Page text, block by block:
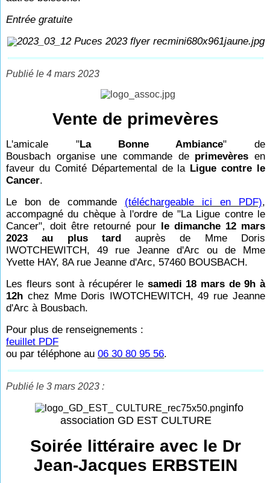
Entrée gratuite
Publié le 4 mars 2023
Vente de primevères
L'amicale "La Bonne Ambiance" de
Bousbach organise une commande de primevères en
faveur du Comité Départemental de la Ligue contre le
Cancer.
Le bon de commande (téléchargeable ici en PDF),
accompagné du chèque à l'ordre de "La Ligue contre le
Cancer", doit être retourné pour le dimanche 12 mars
2023 au plus tardauprès de Mme Doris
IWOTCHEWITCH, 49 rue Jeanne d'Arc ou de Mme
Yvette HAY, 8A rue Jeanne d'Arc, 57460 BOUSBACH.
Les fleurs sont à récupérer le samedi 18 mars de 9h à
12h chez Mme Doris IWOTCHEWITCH, 49 rue Jeanne
d'Arc à Bousbach.
Pour plus de renseignements :
feuillet PDF
ou par téléphone au06 30 80 95 56.
Publié le 3 mars 2023 :
info
association GD EST CULTURE
Soirée littéraire avec le Dr
Jean-Jacques ERBSTEIN